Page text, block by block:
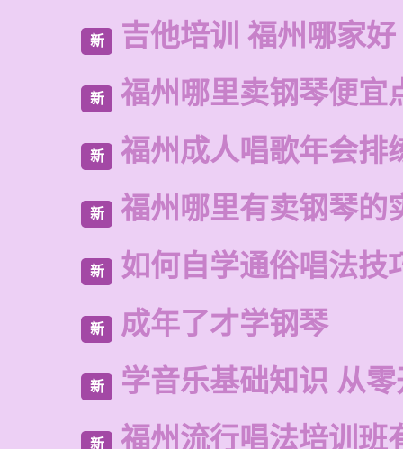
新 吉他培训 福州哪家好
新 福州哪里卖钢琴便宜
新 福州成人唱歌年会排
新 福州哪里有卖钢琴的
新 如何自学通俗唱法技
新 成年了才学钢琴
新 学音乐基础知识 从
新 福州流行唱法培训班